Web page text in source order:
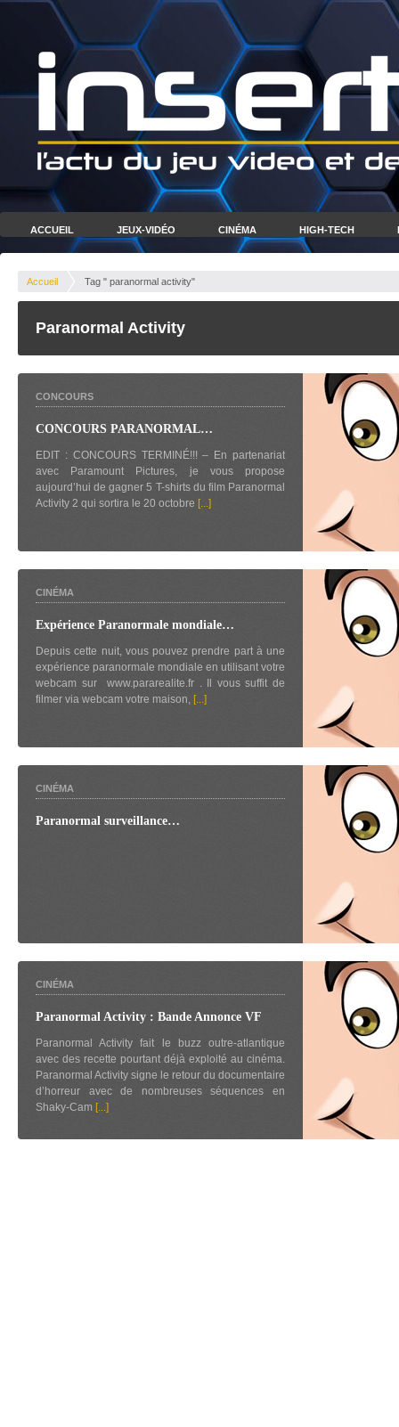
ACCUEIL JEUX-VIDÉO CINÉMA HIGH-TECH
Accueil Tag " paranormal activity"
Paranormal Activity
CONCOURS
CONCOURS PARANORMAL…
EDIT : CONCOURS TERMINÉ!!! – En partenariat
avec Paramount Pictures, je vous propose
aujourd’hui de gagner 5 T-shirts du film Paranormal
Activity 2 qui sortira le 20 octobre [...]
CINÉMA
Expérience Paranormale mondiale…
Depuis cette nuit, vous pouvez prendre part à une
expérience paranormale mondiale en utilisant votre
webcam sur www.pararealite.fr . Il vous suffit de
filmer via webcam votre maison, [...]
CINÉMA
Paranormal surveillance…
CINÉMA
Paranormal Activity : Bande Annonce VF
Paranormal Activity fait le buzz outre-atlantique
avec des recette pourtant déjà exploité au cinéma.
Paranormal Activity signe le retour du documentaire
d’horreur avec de nombreuses séquences en
Shaky-Cam [...]